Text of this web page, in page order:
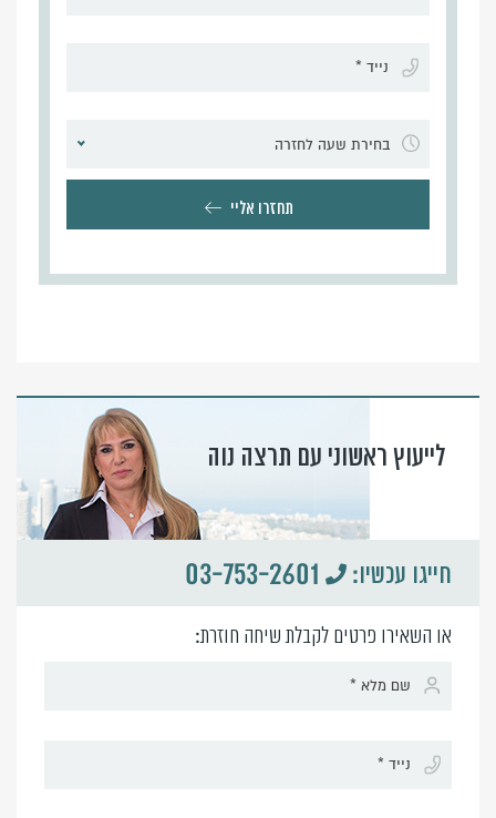
בחירת שעה לחזרה
תחזרו אליי
לייעוץ ראשוני עם תרצה נוה
חייגו עכשיו: 03-753-2601
או השאירו פרטים לקבלת שיחה חוזרת: